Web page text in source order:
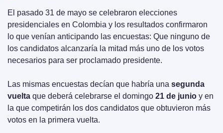
El pasado 31 de mayo se celebraron elecciones
presidenciales en Colombia y los resultados confirmaron
lo que venían anticipando las encuestas: Que ninguno de
los candidatos alcanzaría la mitad más uno de los votos
necesarios para ser proclamado presidente.
Las mismas encuestas decían que habría una segunda
vuelta que deberá celebrarse el domingo 21 de junio y en
la que competirán los dos candidatos que obtuvieron más
votos en la primera vuelta.